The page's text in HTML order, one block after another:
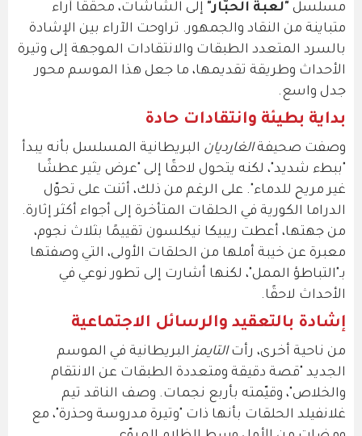
مسلسل "لعبة الحبّار" إلى الشاشات، محققًا آراء
متباينة من النقاد والجمهور. تراوحت الآراء بين الإشادة
بالسرد المتعدد الطبقات والانتقادات الموجهة إلى وتيرة
الأحداث وطريقة تقديمها، ما جعل هذا الموسم محور
جدل واسع.
بداية بطيئة وانتقادات حادة
وصفت صحيفةالغارديان البريطانية المسلسل بأنه يبدأ
"ببطء شديد"، لكنه يتحول لاحقًا إلى "عرض يثير عطشًا
غير مريح للدماء". على الرغم من ذلك، أثنت على تحوّل
الدراما الكورية في الحلقات المتأخرة إلى أجواء أكثر إثارة.
من جهتها، أعطت ريبيكا نيكلسون تقييمًا بثلاث نجوم،
معبرة عن خيبة أملها من الحلقات الأولى، التي وصفتها
بـ"التباطؤ الممل"، لكنها أشارت إلى تطور نوعي في
الأحداث لاحقًا.
إشادة بالتعقيد والرسائل الاجتماعية
من ناحية أخرى، رأتالتايمز البريطانية في الموسم
الجديد "قصة دقيقة ومتعددة الطبقات عن الانتقام
والخلاص"، وقيّمته بأربع نجمات. وصف الناقد تيم
غلانفيلد الحلقات بأنها ذات "وتيرة مدروسة وحذرة"، مع